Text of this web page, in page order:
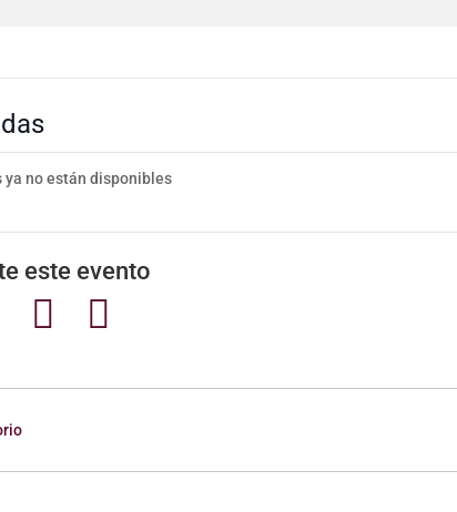
ya no están disponibles
este evento